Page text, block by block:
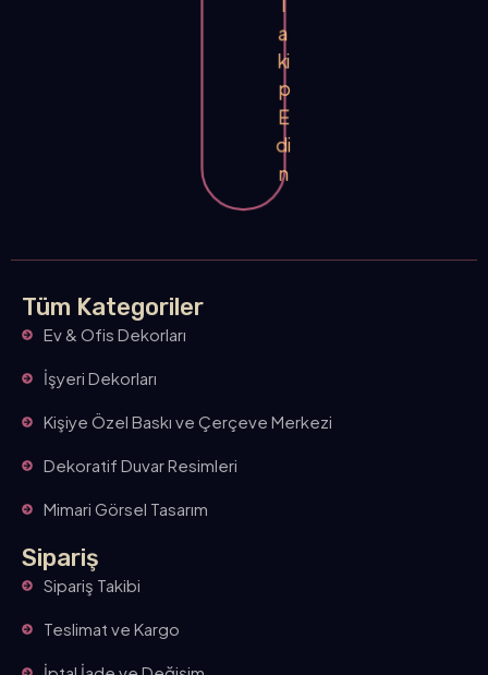
T
a
ki
p
E
di
n
Tüm Kategoriler
Ev & Ofis Dekorları
İşyeri Dekorları
Kişiye Özel Baskı ve Çerçeve Merkezi
Dekoratif Duvar Resimleri
Mimari Görsel Tasarım
Sipariş
Sipariş Takibi
Teslimat ve Kargo